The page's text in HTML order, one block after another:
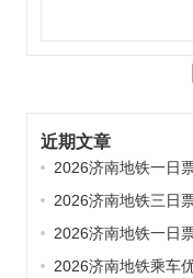
近期文章
2026济南地铁一日
2026济南地铁三日
2026济南地铁一日
2026济南地铁乘车